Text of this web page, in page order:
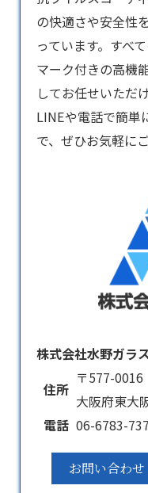
の快適さや安全性
っています。すべ
マーク付きの高機
してお任せいただ
LINEや電話で簡単
で、ぜひお気軽に
株式会社水野ガラ
住所
〒577-0016
大阪府東大
電話 06-6783-
お問い合わせ